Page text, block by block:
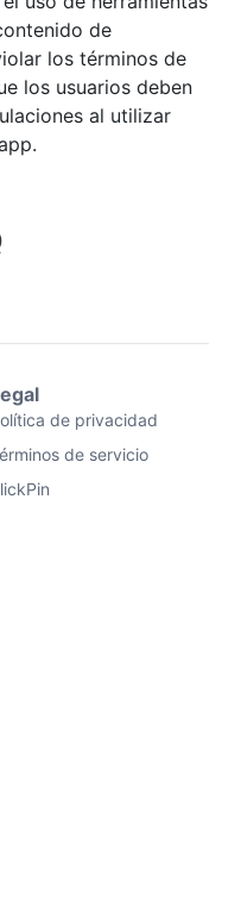
de
los términos de
los usuarios deben
al utilizar
de privacidad
de servicio